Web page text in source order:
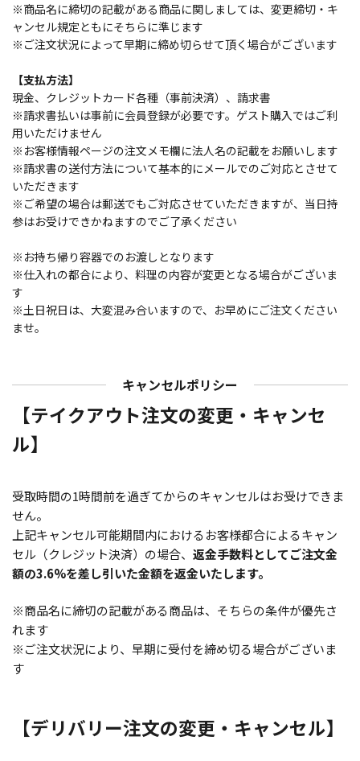
※商品名に締切の記載がある商品に関しましては、変更締切・キ
ャンセル規定ともにそちらに準じます
※ご注文状況によって早期に締め切らせて頂く場合がございます
【支払方法】
現金、クレジットカード各種（事前決済）、請求書
※請求書払いは事前に会員登録が必要です。ゲスト購入ではご利
用いただけません
※お客様情報ページの注文メモ欄に法人名の記載をお願いします
※請求書の送付方法について基本的にメールでのご対応とさせて
いただきます
※ご希望の場合は郵送でもご対応させていただきますが、当日持
参はお受けできかねますのでご了承ください
※お持ち帰り容器でのお渡しとなります
※仕入れの都合により、料理の内容が変更となる場合がございま
す
※土日祝日は、大変混み合いますので、お早めにご注文ください
ませ。
キャンセルポリシー
【テイクアウト注文の変更・キャンセ
ル】
受取時間の1時間前を過ぎてからのキャンセルはお受けできま
せん。
上記キャンセル可能期間内におけるお客様都合によるキャン
セル（クレジット決済）の場合、 返金手数料としてご注文金
額の3.6%を差し引いた金額を返金いたします。
※商品名に締切の記載がある商品は、そちらの条件が優先さ
れます
※ご注文状況により、早期に受付を締め切る場合がございま
す
【デリバリー注文の変更・キャンセル】